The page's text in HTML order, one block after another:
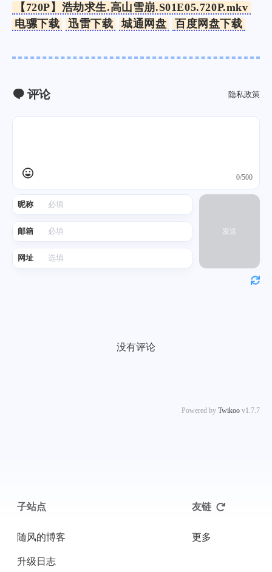
【720P】浩劫求生.高山雪崩.S01E05.720P.mkv
电骡下载
迅雷下载 城通网盘 百度网盘下载
评论 隐私政策
昵称
邮箱
网址
0/500
发送
没有评论
Powered by Twikoo v1.7.7
子站点
随风的博客
升级日志
友链
更多